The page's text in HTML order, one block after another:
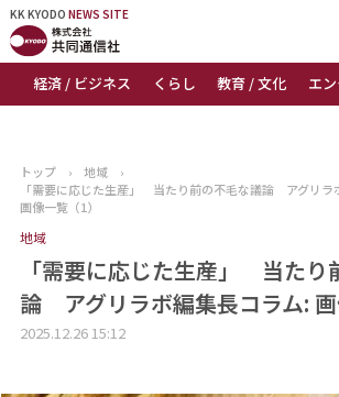
KK KYODO NEWS SITE
経済 / ビジネス くらし 教育 / 文化 エ
KK KYODONEWS SITE
トップページ
ニュース
おすすめコンテンツ
出版物
トップ › 地域
›
「需要に応じた生産」 当たり前の不毛な議論 アグリラ
画像一覧（1）
地域
「需要に応じた生産」 当たり
論 アグリラボ編集長コラム: 画
2025.12.26 15:12